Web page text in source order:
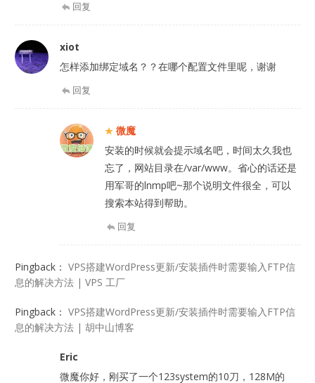
回复
xiot
怎样添加绑定域名？？在哪个配置文件里呢，谢谢
回复
微魔
安装的时候就会提示域名吧，时间太久我也
忘了，网站目录在/var/www。省心的话还是
用军哥的lnmp吧~那个说明文件很全，可以
搜索本站得到帮助。
回复
Pingback：VPS搭建WordPress更新/安装插件时需要输入FTP信
息的解决方法 | VPS 工厂
Pingback：VPS搭建WordPress更新/安装插件时需要输入FTP信
息的解决方法 | 胡中山博客
Eric
微魔你好，刚买了一个123system的10刀，128M的